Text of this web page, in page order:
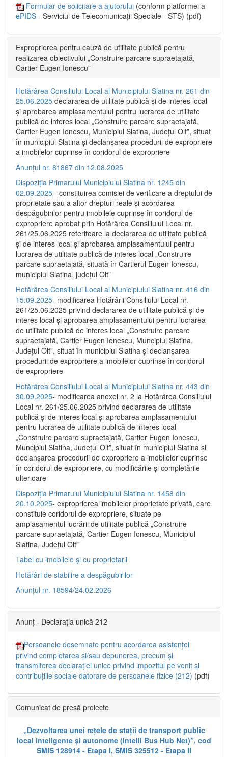
Formular de solicitare a ajutorului (conform platformei a
ePIDS - Serviciul de Telecomunicații Speciale - STS) (pdf)
Exproprierea pentru cauză de utilitate publică pentru
realizarea obiectivului „Construire parcare supraetajată,
Cartier Eugen Ionescu”
Hotărârea Consiliului Local al Municipiului Slatina nr. 261 din
25.06.2025 declararea de utilitate publică și de interes local
și aprobarea amplasamentului pentru lucrarea de utilitate
publică de interes local „Construire parcare supraetajată,
Cartier Eugen Ionescu, Municipiul Slatina, Județul Olt”, situat
în municipiul Slatina și declanșarea procedurii de expropriere
a imobilelor cuprinse în coridorul de expropriere
Anunțul nr. 81867 din 12.08.2025
Dispoziția Primarului Municipiului Slatina nr. 1245 din
02.09.2025 - constituirea comisiei de verificare a dreptului de
proprietate sau a altor drepturi reale și acordarea
despăgubirilor pentru imobilele cuprinse în coridorul de
expropriere aprobat prin Hotărârea Consiliului Local nr.
261/25.06.2025 referitoare la declararea de utilitate publică
și de interes local și aprobarea amplasamentului pentru
lucrarea de utilitate publică de interes local „Construire
parcare supraetajată, situată în Cartierul Eugen Ionescu,
municipiul Slatina, județul Olt”
Hotărârea Consiliului Local al Municipiului Slatina nr. 416 din
15.09.2025- modificarea Hotărârii Consiliului Local nr.
261/25.06.2025 privind declararea de utilitate publică și de
interes local și aprobarea amplasamentului pentru lucrarea
de utilitate publică de interes local „Construire parcare
supraetajată, Cartier Eugen Ionescu, Muncipiul Slatina,
Județul Olt”, situat în municipiul Slatina și declanșarea
procedurii de expropriere a imobilelor cuprinse în coridorul
de expropriere
Hotărârea Consiliului Local al Municipiului Slatina nr. 443 din
30.09.2025- modificarea anexei nr. 2 la Hotărârea Consiliului
Local nr. 261/25.06.2025 privind declararea de utilitate
publică şi de interes local şi aprobarea amplasamentului
pentru lucrarea de utilitate publică de interes local
„Construire parcare supraetajată, Cartier Eugen Ionescu,
Muncipiul Slatina, Judeţul Olt”, situat în municipiul Slatina şi
declanşarea procedurii de expropriere a imobilelor cuprinse
în coridorul de expropriere, cu modificările şi completările
ulterioare
Dispoziția Primarului Municipiului Slatina nr. 1458 din
20.10.2025- exproprierea imobilelor proprietate privată, care
constituie coridorul de expropriere, situate pe
amplasamentul lucrării de utilitate publică „Construire
parcare supraetajată, Cartier Eugen Ionescu, Municipiul
Slatina, Județul Olt”
Tabel cu imobilele și cu proprietarii
Hotărâri de stabilire a despăgubirilor
Anunțul nr. 18594/24.02.2026
Anunț - Declarația unică 212
Persoanele desemnate pentru acordarea asistenței
privind completarea și/sau depunerea, precum și
transmiterea declarației unice privind impozitul pe venit și
contribuțiile sociale datorare de persoanele fizice (212) (pdf)
Comunicat de presă proiecte
„Dezvoltarea unei rețele de stații de transport public
local inteligente și autonome (Intelli Bus Hub Net)”, cod
SMIS 128914 - Etapa I, SMIS 325512 - Etapa II